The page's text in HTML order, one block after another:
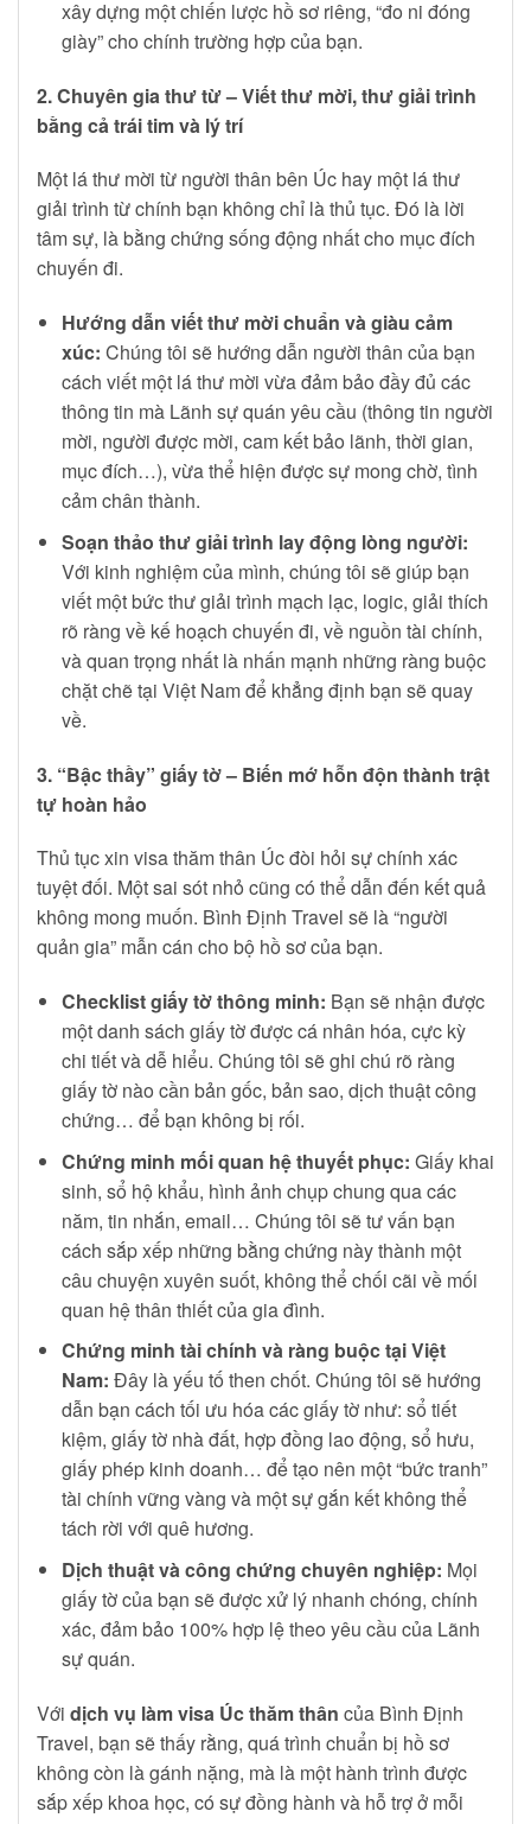
xây dựng một chiến lược hồ sơ riêng, “đo ni đóng
giày” cho chính trường hợp của bạn.
2. Chuyên gia thư từ – Viết thư mời, thư giải trình
bằng cả trái tim và lý trí
Một lá thư mời từ người thân bên Úc hay một lá thư
giải trình từ chính bạn không chỉ là thủ tục. Đó là lời
tâm sự, là bằng chứng sống động nhất cho mục đích
chuyến đi.
Hướng dẫn viết thư mời chuẩn và giàu cảm
xúc: Chúng tôi sẽ hướng dẫn người thân của bạn
cách viết một lá thư mời vừa đảm bảo đầy đủ các
thông tin mà Lãnh sự quán yêu cầu (thông tin người
mời, người được mời, cam kết bảo lãnh, thời gian,
mục đích…), vừa thể hiện được sự mong chờ, tình
cảm chân thành.
Soạn thảo thư giải trình lay động lòng người:
Với kinh nghiệm của mình, chúng tôi sẽ giúp bạn
viết một bức thư giải trình mạch lạc, logic, giải thích
rõ ràng về kế hoạch chuyến đi, về nguồn tài chính,
và quan trọng nhất là nhấn mạnh những ràng buộc
chặt chẽ tại Việt Nam để khẳng định bạn sẽ quay
về.
3. “Bậc thầy” giấy tờ – Biến mớ hỗn độn thành trật
tự hoàn hảo
Thủ tục xin visa thăm thân Úc đòi hỏi sự chính xác
tuyệt đối. Một sai sót nhỏ cũng có thể dẫn đến kết quả
không mong muốn. Bình Định Travel sẽ là “người
quản gia” mẫn cán cho bộ hồ sơ của bạn.
Checklist giấy tờ thông minh: Bạn sẽ nhận được
một danh sách giấy tờ được cá nhân hóa, cực kỳ
chi tiết và dễ hiểu. Chúng tôi sẽ ghi chú rõ ràng
giấy tờ nào cần bản gốc, bản sao, dịch thuật công
chứng… để bạn không bị rối.
Chứng minh mối quan hệ thuyết phục: Giấy khai
sinh, sổ hộ khẩu, hình ảnh chụp chung qua các
năm, tin nhắn, email… Chúng tôi sẽ tư vấn bạn
cách sắp xếp những bằng chứng này thành một
câu chuyện xuyên suốt, không thể chối cãi về mối
quan hệ thân thiết của gia đình.
Chứng minh tài chính và ràng buộc tại Việt
Nam: Đây là yếu tố then chốt. Chúng tôi sẽ hướng
dẫn bạn cách tối ưu hóa các giấy tờ như: sổ tiết
kiệm, giấy tờ nhà đất, hợp đồng lao động, sổ hưu,
giấy phép kinh doanh… để tạo nên một “bức tranh”
tài chính vững vàng và một sự gắn kết không thể
tách rời với quê hương.
Dịch thuật và công chứng chuyên nghiệp: Mọi
giấy tờ của bạn sẽ được xử lý nhanh chóng, chính
xác, đảm bảo 100% hợp lệ theo yêu cầu của Lãnh
sự quán.
Với dịch vụ làm visa Úc thăm thân của Bình Định
Travel, bạn sẽ thấy rằng, quá trình chuẩn bị hồ sơ
không còn là gánh nặng, mà là một hành trình được
sắp xếp khoa học, có sự đồng hành và hỗ trợ ở mỗi